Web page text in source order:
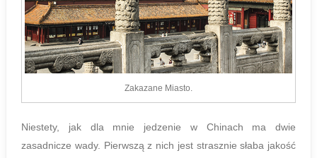
Zakazane Miasto.
Niestety, jak dla mnie jedzenie w Chinach ma dwie
zasadnicze wady. Pierwszą z nich jest strasznie słaba jakość